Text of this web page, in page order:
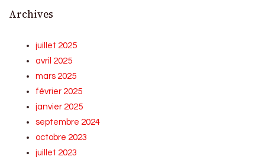
Archives
juillet 2025
avril 2025
mars 2025
février 2025
janvier 2025
septembre 2024
octobre 2023
juillet 2023